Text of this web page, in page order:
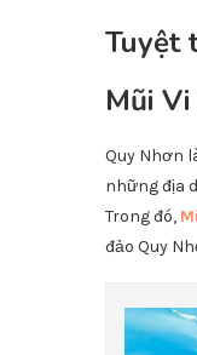
Tuyệt
Mũi
Quy Nhơn
những địa
Trong đó,
đảo Quy